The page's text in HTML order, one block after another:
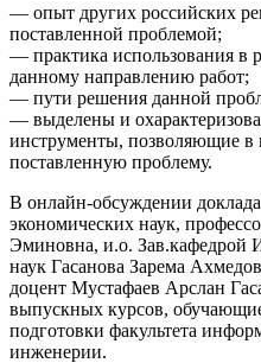
— опыт других российских
поставленной проблемой;
— практика использования в
данному направлению работ;
— пути решения данной
— выделены и
инструменты, позволяющие в
поставленную проблему.
В онлайн-обсуждении
экономических наук,
Эминовна, и.о. Зав.кафедрой
наук Гасанова Зарема
доцент Мустафаев Арслан
выпускных курсов,
подготовки факультета
инженерии.